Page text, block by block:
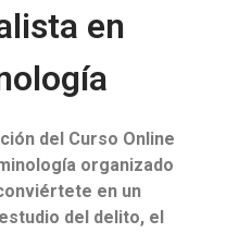
en
del Curso Online
organizado
en un
del delito, el